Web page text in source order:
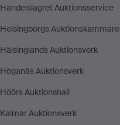
Handelslagret Auktionsservice
Helsingborgs Auktionskammare
Hälsinglands Auktionsverk
Höganäs Auktionsverk
Höörs Auktionshall
Kalmar Auktionsverk